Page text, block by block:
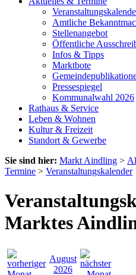
Amtliche
Stellenangebot
Öffentliche
Infos & Tipps
Marktbote
Pressespiegel
Kommunalwahl 2026
Rathaus & Service
Leben & Wohnen
Kultur & Freizeit
Standort & Gewerbe
Sie sind hier: Markt Aindling >
Termine > Veranstaltungskalender
Marktes
August
2026